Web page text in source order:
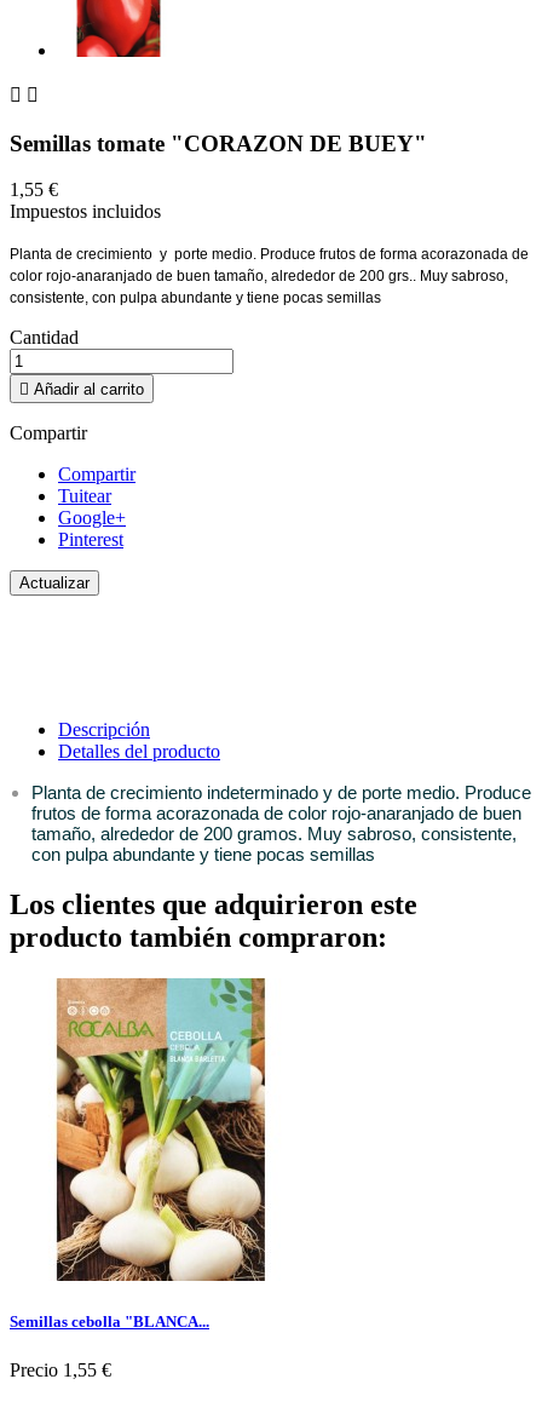
 
Semillas tomate "CORAZON DE BUEY"
1,55 €
Impuestos incluidos
Planta de crecimiento y porte medio. Produce frutos de forma acorazonada de
color rojo-anaranjado de buen tamaño, alrededor de 200 grs.. Muy sabroso,
consistente, con pulpa abundante y tiene pocas semillas
Cantidad
 Añadir al carrito
Compartir
Compartir
Tuitear
Google+
Pinterest
Descripción
Detalles del producto
Planta de crecimiento indeterminado y de porte medio. Produce
frutos de forma acorazonada de color rojo-anaranjado de buen
tamaño, alrededor de 200 gramos. Muy sabroso, consistente,
con pulpa abundante y tiene pocas semillas
Los clientes que adquirieron este
producto también compraron:
Semillas cebolla "BLANCA...
Precio 1,55 €